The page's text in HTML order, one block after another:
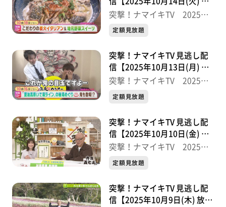
送分】
突撃！ナマイキTV 2025後
半
定額見放題
突撃！ナマイキTV 見逃し配
信【2025年10月13日(月) 放
送分】
突撃！ナマイキTV 2025後
半
定額見放題
突撃！ナマイキTV 見逃し配
信【2025年10月10日(金) 放
送分】
突撃！ナマイキTV 2025後
半
定額見放題
突撃！ナマイキTV 見逃し配
信【2025年10月9日(木) 放送